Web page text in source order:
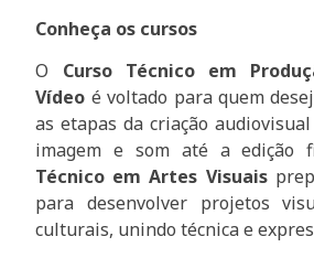
Conheça os cursos
O Curso Técnico em
Vídeo é voltado para quem
as etapas da criação
imagem e som até a edição
Técnico em Artes Visuais
para desenvolver projetos
culturais, unindo técnica e